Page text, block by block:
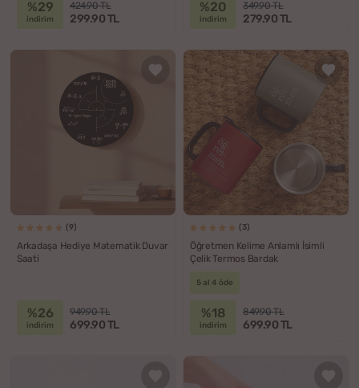
%29
indirim
424.90 TL
299.90 TL
%20
indirim
349.90 TL
279.90 TL
(9)
Arkadaşa Hediye Matematik Duvar
Saati
%26
indirim
949.90 TL
699.90 TL
(3)
Öğretmen Kelime Anlamlı İsimli
Çelik Termos Bardak
5 al 4 öde
%18
indirim
849.90 TL
699.90 TL